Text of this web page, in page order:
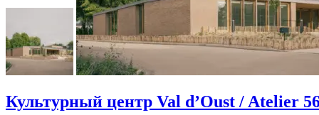
Культурный центр Val d’Oust / Atelier